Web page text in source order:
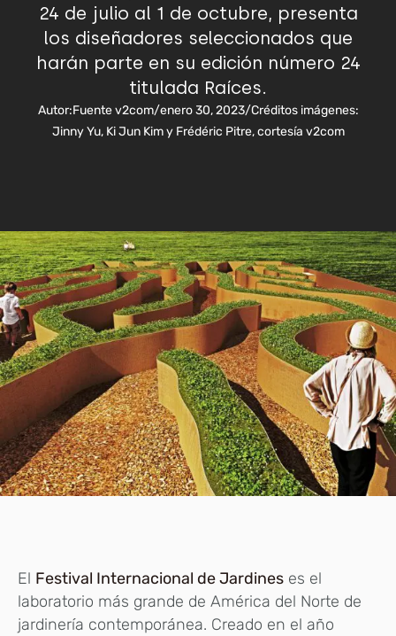
24 de julio al 1 de octubre, presenta
los diseñadores seleccionados que
harán parte en su edición número 24
titulada Raíces.
Autor:Fuente v2com/enero 30, 2023/Créditos imágenes:
Jinny Yu, Ki Jun Kim y Frédéric Pitre, cortesía v2com
El Festival Internacional de Jardines es el
laboratorio más grande de América del Norte de
jardinería contemporánea. Creado en el año